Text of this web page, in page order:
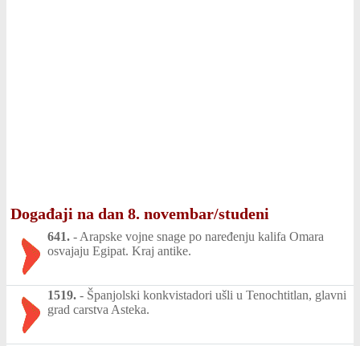
Događaji na dan 8. novembar/studeni
641. - Arapske vojne snage po naređenju kalifa Omara
osvajaju Egipat. Kraj antike.
1519. - Španjolski konkvistadori ušli u Tenochtitlan, glavni
grad carstva Asteka.